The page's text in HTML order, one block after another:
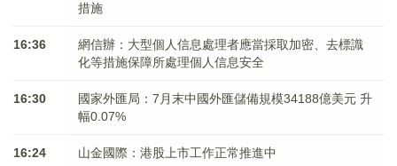
措施
16:36
網信辦：大型個人信息處理者應當採取加密、去標識
化等措施保障所處理個人信息安全
16:30
國家外匯局：7月末中國外匯儲備規模34188億美元 升
幅0.07%
16:24 山金國際：港股上市工作正常推進中